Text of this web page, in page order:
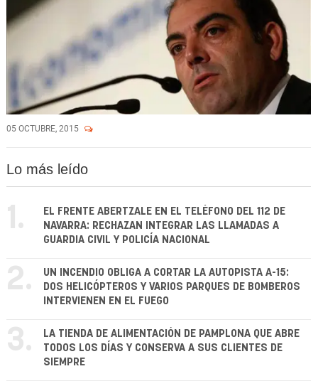
05 OCTUBRE, 2015
Lo más leído
1.
EL FRENTE ABERTZALE EN EL TELÉFONO DEL 112 DE
NAVARRA: RECHAZAN INTEGRAR LAS LLAMADAS A
GUARDIA CIVIL Y POLICÍA NACIONAL
2.
UN INCENDIO OBLIGA A CORTAR LA AUTOPISTA A-15:
DOS HELICÓPTEROS Y VARIOS PARQUES DE BOMBEROS
INTERVIENEN EN EL FUEGO
3.
LA TIENDA DE ALIMENTACIÓN DE PAMPLONA QUE ABRE
TODOS LOS DÍAS Y CONSERVA A SUS CLIENTES DE
SIEMPRE